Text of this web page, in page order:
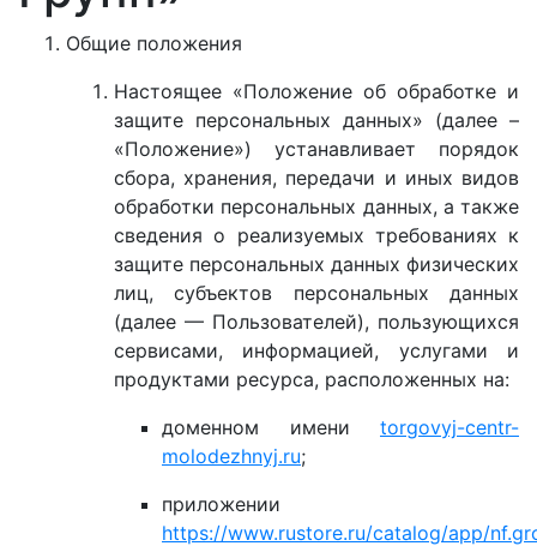
Общие положения
Настоящее «Положение об обработке и
защите персональных данных» (далее –
«Положение») устанавливает порядок
сбора, хранения, передачи и иных видов
обработки персональных данных, а также
сведения о реализуемых требованиях к
защите персональных данных физических
лиц, субъектов персональных данных
(далее — Пользователей), пользующихся
сервисами, информацией, услугами и
продуктами ресурса, расположенных на:
доменном имени torgovyj-centr-
molodezhnyj.ru;
приложении
https://www.rustore.ru/catalog/app/